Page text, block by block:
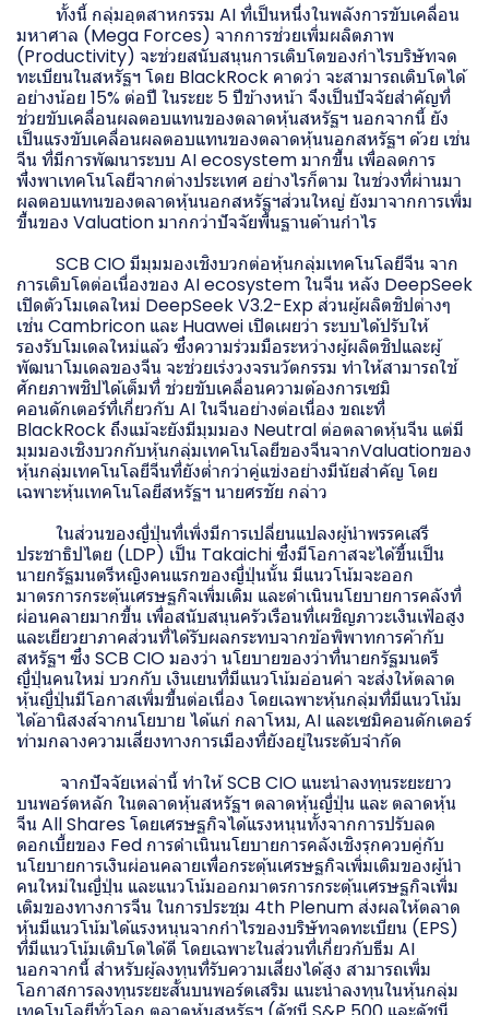
ทั้งนี้ กลุ่มอุตสาหกรรม AI ที่เป็นหนึ่งในพลังการขับเคลื่อน
มหาศาล (Mega Forces) จากการช่วยเพิ่มผลิตภาพ
(Productivity) จะช่วยสนับสนุนการเติบโตของกำไรบริษัทจด
ทะเบียนในสหรัฐฯ โดย BlackRock คาดว่า จะสามารถเติบโตได้
อย่างน้อย 15% ต่อปี ในระยะ 5 ปีข้างหน้า จึงเป็นปัจจัยสำคัญที่
ช่วยขับเคลื่อนผลตอบแทนของตลาดหุ้นสหรัฐฯ นอกจากนี้ ยัง
เป็นแรงขับเคลื่อนผลตอบแทนของตลาดหุ้นนอกสหรัฐฯ ด้วย เช่น
จีน ที่มีการพัฒนาระบบ AI ecosystem มากขึ้น เพื่อลดการ
พึ่งพาเทคโนโลยีจากต่างประเทศ อย่างไรก็ตาม ในช่วงที่ผ่านมา
ผลตอบแทนของตลาดหุ้นนอกสหรัฐฯส่วนใหญ่ ยังมาจากการเพิ่ม
ขึ้นของ Valuation มากกว่าปัจจัยพื้นฐานด้านกำไร
SCB CIO มีมุมมองเชิงบวกต่อหุ้นกลุ่มเทคโนโลยีจีน จาก
การเติบโตต่อเนื่องของ AI ecosystem ในจีน หลัง DeepSeek
เปิดตัวโมเดลใหม่ DeepSeek V3.2-Exp ส่วนผู้ผลิตชิปต่างๆ
เช่น Cambricon และ Huawei เปิดเผยว่า ระบบได้ปรับให้
รองรับโมเดลใหม่แล้ว ซึ่งความร่วมมือระหว่างผู้ผลิตชิปและผู้
พัฒนาโมเดลของจีน จะช่วยเร่งวงจรนวัตกรรม ทำให้สามารถใช้
ศักยภาพชิปได้เต็มที่ ช่วยขับเคลื่อนความต้องการเซมิ
คอนดักเตอร์ที่เกี่ยวกับ AI ในจีนอย่างต่อเนื่อง ขณะที่
BlackRock ถึงแม้จะยังมีมุมมอง Neutral ต่อตลาดหุ้นจีน แต่มี
มุมมองเชิงบวกกับหุ้นกลุ่มเทคโนโลยีของจีนจากValuationของ
หุ้นกลุ่มเทคโนโลยีจีนที่ยังต่ำกว่าคู่แข่งอย่างมีนัยสำคัญ โดย
เฉพาะหุ้นเทคโนโลยีสหรัฐฯ นายศรชัย กล่าว
ในส่วนของญี่ปุ่นที่เพิ่งมีการเปลี่ยนแปลงผู้นำพรรคเสรี
ประชาธิปไตย (LDP) เป็น Takaichi ซึ่งมีโอกาสจะได้ขื้นเป็น
นายกรัฐมนตรีหญิงคนแรกของญี่ปุ่นนั้น มีแนวโน้มจะออก
มาตรการกระตุ้นเศรษฐกิจเพิ่มเติม และดำเนินนโยบายการคลังที่
ผ่อนคลายมากขึ้น เพื่อสนับสนุนครัวเรือนที่เผชิญภาวะเงินเฟ้อสูง
และเยียวยาภาคส่วนที่ได้รับผลกระทบจากข้อพิพาทการค้ากับ
สหรัฐฯ ซึ่ง SCB CIO มองว่า นโยบายของว่าที่นายกรัฐมนตรี
ญี่ปุ่นคนใหม่ บวกกับ เงินเยนที่มีแนวโน้มอ่อนค่า จะส่งให้ตลาด
หุ้นญี่ปุ่นมีโอกาสเพิ่มขึ้นต่อเนื่อง โดยเฉพาะหุ้นกลุ่มที่มีแนวโน้ม
ได้อานิสงส์จากนโยบาย ได้แก่ กลาโหม, AI และเซมิคอนดักเตอร์
ท่ามกลางความเสี่ยงทางการเมืองที่ยังอยู่ในระดับจำกัด
จากปัจจัยเหล่านี้ ทำให้ SCB CIO แนะนำลงทุนระยะยาว
บนพอร์ตหลัก ในตลาดหุ้นสหรัฐฯ ตลาดหุ้นญี่ปุ่น และ ตลาดหุ้น
จีน All Shares โดยเศรษฐกิจได้แรงหนุนทั้งจากการปรับลด
ดอกเบี้ยของ Fed การดำเนินนโยบายการคลังเชิงรุกควบคู่กับ
นโยบายการเงินผ่อนคลายเพื่อกระตุ้นเศรษฐกิจเพิ่มเติมของผู้นำ
คนใหม่ในญี่ปุ่น และแนวโน้มออกมาตรการกระตุ้นเศรษฐกิจเพิ่ม
เติมของทางการจีน ในการประชุม 4th Plenum ส่งผลให้ตลาด
หุ้นมีแนวโน้มได้แรงหนุนจากกำไรของบริษัทจดทะเบียน (EPS)
ที่มีแนวโน้มเติบโตได้ดี โดยเฉพาะในส่วนที่เกี่ยวกับธีม AI
นอกจากนี้ สำหรับผู้ลงทุนที่รับความเสี่ยงได้สูง สามารถเพิ่ม
โอกาสการลงทุนระยะสั้นบนพอร์ตเสริม แนะนำลงทุนในหุ้นกลุ่ม